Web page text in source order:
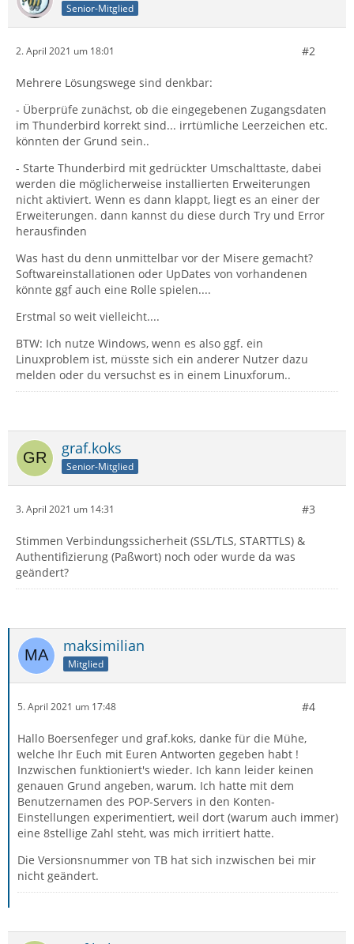
Senior-Mitglied
2. April 2021 um 18:01 #2
Mehrere Lösungswege sind denkbar:
- Überprüfe zunächst, ob die eingegebenen Zugangsdaten
im Thunderbird korrekt sind... irrtümliche Leerzeichen etc.
könnten der Grund sein..
- Starte Thunderbird mit gedrückter Umschalttaste, dabei
werden die möglicherweise installierten Erweiterungen
nicht aktiviert. Wenn es dann klappt, liegt es an einer der
Erweiterungen. dann kannst du diese durch Try und Error
herausfinden
Was hast du denn unmittelbar vor der Misere gemacht?
Softwareinstallationen oder UpDates von vorhandenen
könnte ggf auch eine Rolle spielen....
Erstmal so weit vielleicht....
BTW: Ich nutze Windows, wenn es also ggf. ein
Linuxproblem ist, müsste sich ein anderer Nutzer dazu
melden oder du versuchst es in einem Linuxforum..
graf.koks
Senior-Mitglied
3. April 2021 um 14:31 #3
Stimmen Verbindungssicherheit (SSL/TLS, STARTTLS) &
Authentifizierung (Paßwort) noch oder wurde da was
geändert?
maksimilian
Mitglied
5. April 2021 um 17:48 #4
Hallo Boersenfeger und graf.koks, danke für die Mühe,
welche Ihr Euch mit Euren Antworten gegeben habt !
Inzwischen funktioniert's wieder. Ich kann leider keinen
genauen Grund angeben, warum. Ich hatte mit dem
Benutzernamen des POP-Servers in den Konten-
Einstellungen experimentiert, weil dort (warum auch immer)
eine 8stellige Zahl steht, was mich irritiert hatte.
Die Versionsnummer von TB hat sich inzwischen bei mir
nicht geändert.